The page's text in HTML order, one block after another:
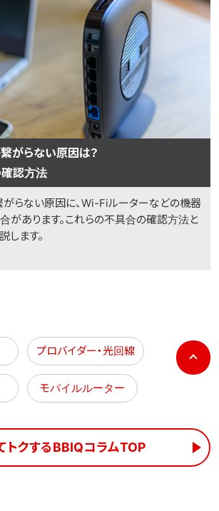
がらない原因は？
認方法
がらない原因に、Wi-Fiルーターなどの機器
があります。これらの不具合の確認方法と
します。
プロバイダー・光回線
モバイルルーター
トクするBBIQコラムTOP